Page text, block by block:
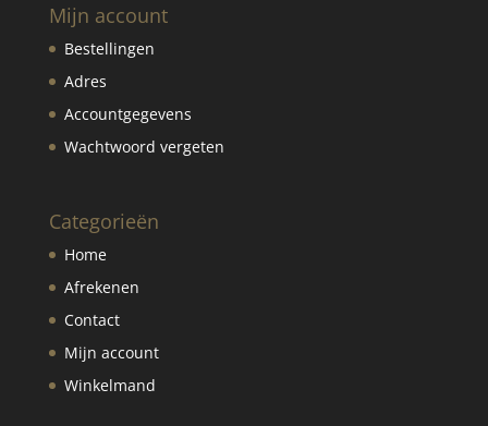
Mijn account
Bestellingen
Adres
Accountgegevens
Wachtwoord vergeten
Categorieën
Home
Afrekenen
Contact
Mijn account
Winkelmand